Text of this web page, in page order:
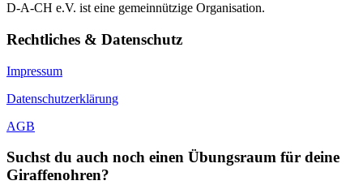
D-A-CH e.V. ist eine gemeinnützige Organisation.
Rechtliches & Datenschutz
Impressum
Datenschutzerklärung
AGB
Suchst du auch noch einen Übungsraum für deine
Giraffenohren?